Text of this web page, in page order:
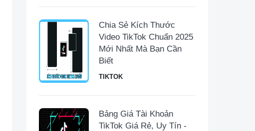
Chia Sẻ Kích Thước
Video TikTok Chuẩn 2025
Mới Nhất Mà Bạn Cần
Biết
TIKTOK
Bảng Giá Tài Khoản
TikTok Giá Rẻ, Uy Tín -